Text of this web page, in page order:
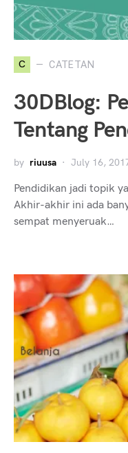
C CATETAN
30DBlog:
Tentang
by riuusa July 16,
Pendidikan jadi topik
Akhir-akhir ini ada
sempat menyeruak…